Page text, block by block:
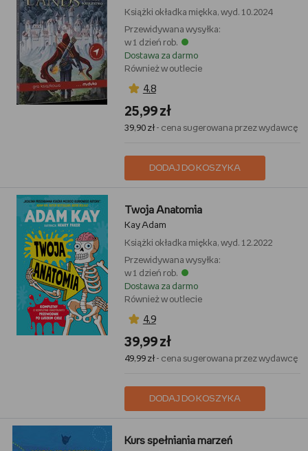
Książki okładka miękka, wyd. 10.2024
Przewidywana wysyłka:
w 1 dzień rob.
Dostawa za darmo
Również w outlecie
4,8
25,99 zł
39,90 zł- cena sugerowana przez wydawcę
DODAJ DO KOSZYKA
Twoja Anatomia
Kay Adam
Książki okładka miękka, wyd. 12.2022
Przewidywana wysyłka:
w 1 dzień rob.
Dostawa za darmo
Również w outlecie
4,9
39,99 zł
49,99 zł- cena sugerowana przez wydawcę
DODAJ DO KOSZYKA
Kurs spełniania marzeń